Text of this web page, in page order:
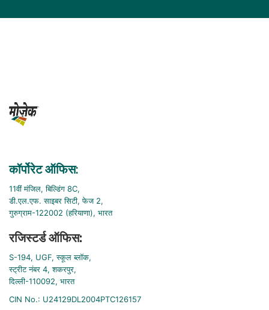
कॉर्पोरेट ऑफिस:
11वीं मंजिल, बिल्डिंग 8C,
डी.एल.एफ. साइबर सिटी, फेज 2,
गुरुग्राम-122002 (हरियाणा), भारत
रजिस्टर्ड ऑफिस:
S-194, UGF, स्कूल ब्लॉक,
स्ट्रीट नंबर 4, शकरपुर,
दिल्ली-110092, भारत
CIN No.: U24129DL2004PTC126157